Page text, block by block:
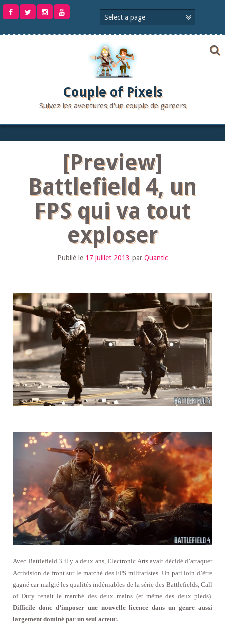
Aller
Couple of Pixels
Suivez les aventures d'un couple de gamers
[Preview]
Battlefield 4, un
FPS qui va tout
exploser
Publié le 17 juillet 2013 par Quantic
Avec Battlefield 3 il y a deux ans, Electronic Arts avait décidé d’attaquer
Activision de front sur le marché des FPS militaristes. Un pari loin d’être
gagné car malgré les qualités indéniables de la série des Battlefields, Call
of Duty tenait le marché des deux mains (et même des deux pieds).
Difficile donc d’imposer une nouvelle licence dans un genre aussi
largement dominé par un seul acteur.